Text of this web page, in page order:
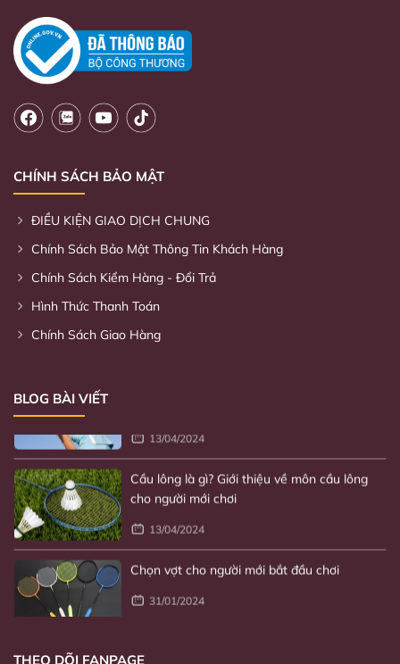
CHÍNH SÁCH BẢO MẬT
ĐIỀU KIỆN GIAO DỊCH CHUNG
Chính Sách Bảo Mật Thông Tin Khách Hàng
Chính Sách Kiểm Hàng - Đổi Trả
Hình Thức Thanh Toán
Chính Sách Giao Hàng
BLOG BÀI VIẾT
cao
31/01/2024
Cầu lông là gì? Giới thiệu về môn cầu lông
cho người mới chơi
13/04/2024
Chọn vợt cho người mới bắt đầu chơi
31/01/2024
THEO DÕI FANPAGE